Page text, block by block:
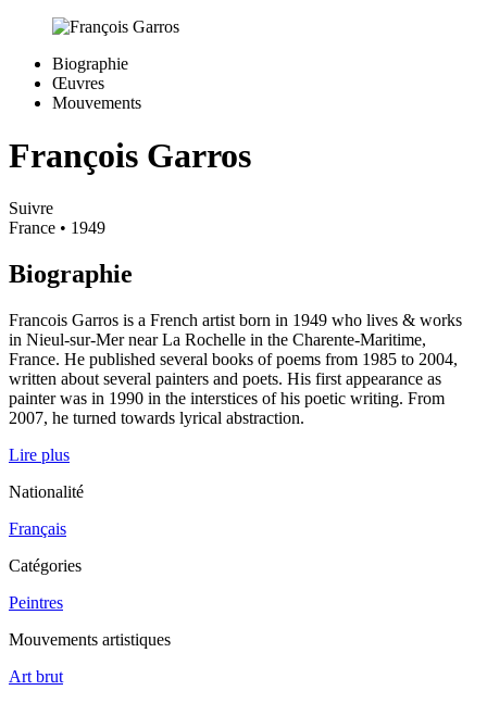
Biographie
Œuvres
Mouvements
François Garros
Suivre
France • 1949
Biographie
Francois Garros is a French artist born in 1949 who lives & works
in Nieul-sur-Mer near La Rochelle in the Charente-Maritime,
France. He published several books of poems from 1985 to 2004,
written about several painters and poets. His first appearance as
painter was in 1990 in the interstices of his poetic writing. From
2007, he turned towards lyrical abstraction.
Lire plus
Nationalité
Français
Catégories
Peintres
Mouvements artistiques
Art brut